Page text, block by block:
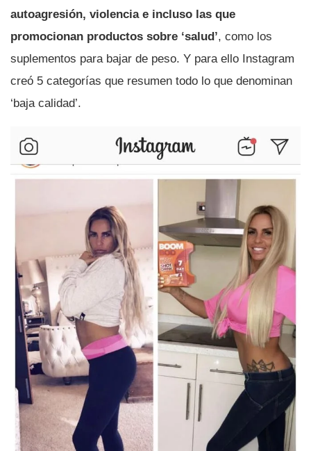
autoagresión, violencia e incluso las que
promocionan productos sobre ‘salud’, como los
suplementos para bajar de peso. Y para ello Instagram
creó 5 categorías que resumen todo lo que denominan
‘baja calidad’.